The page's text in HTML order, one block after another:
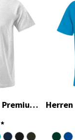
Herren T-Shirt - Premium Single Jersey
*